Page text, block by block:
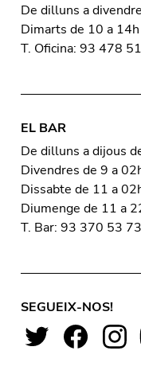
De dilluns a
Dimarts de 10 a 14h
T. Oficina: 93 478
EL BAR
De dilluns a dijous
Divendres de 9 a
Dissabte de 11 a
Diumenge de 11 a
T. Bar: 93 370 53 73
SEGUEIX-NOS!